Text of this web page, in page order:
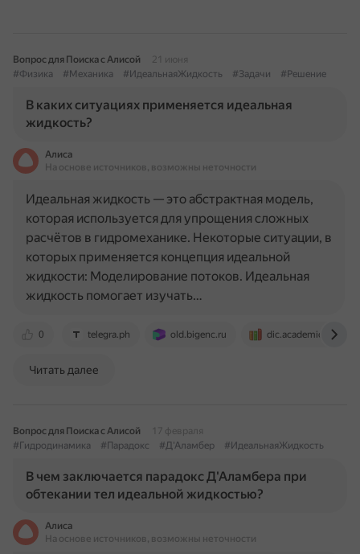
Вопрос для Поиска с Алисой
21 июня
#Физика
#Механика #ИдеальнаяЖидкость #Задачи #Решение
В каких ситуациях применяется идеальная
жидкость?
Алиса
На основе источников, возможны неточности
0 telegra.ph old.bigenc.ru dic.academic.ru
Идеальная жидкость — это абстрактная модель,
которая используется для упрощения сложных
расчётов в гидромеханике. Некоторые ситуации, в
которых применяется концепция идеальной
жидкости: Моделирование потоков. Идеальная
жидкость помогает изучать…
Читать далее
Вопрос для Поиска с Алисой
17 февраля
#Гидродинамика
#Парадокс #Д'Аламбер #ИдеальнаяЖидкость
В чем заключается парадокс Д'Аламбера при
обтекании тел идеальной жидкостью?
Алиса
На основе источников, возможны неточности